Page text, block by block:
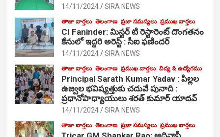
14/11/2024 SIRA NEWS
తాజా వార్తలు తెలంగాణ ప్రజా సమస్యలు ప్రముఖ వార్తలు
CI Faninder: మిస్టర్ టి రెస్టారెంట్ దొంగతనం
కేసులో ఇద్దరి అరెస్ట్ : సీఐ ఫణిందర్
14/11/2024 SIRA NEWS
తాజా వార్తలు తెలంగాణ ప్రముఖ వార్తలు విద్య & ఉద్యోగము
Principal Sarath Kumar Yadav : పిల్లల
ఉజ్వల భవిష్యత్తుకు చదువే పునాది :
ప్రధానోపాధ్యాయులు శరత్ కుమార్ యాదవ్
14/11/2024 SIRA NEWS
తాజా వార్తలు తెలంగాణ ప్రజా సమస్యలు ప్రముఖ వార్తలు